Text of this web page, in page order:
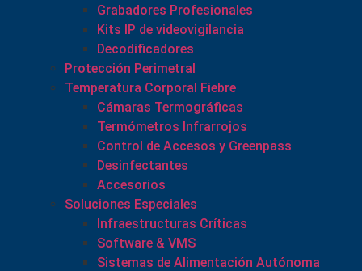
Grabadores Profesionales
Kits IP de videovigilancia
Decodificadores
Protección Perimetral
Temperatura Corporal Fiebre
Cámaras Termográficas
Termómetros Infrarrojos
Control de Accesos y Greenpass
Desinfectantes
Accesorios
Soluciones Especiales
Infraestructuras Críticas
Software & VMS
Sistemas de Alimentación Autónoma